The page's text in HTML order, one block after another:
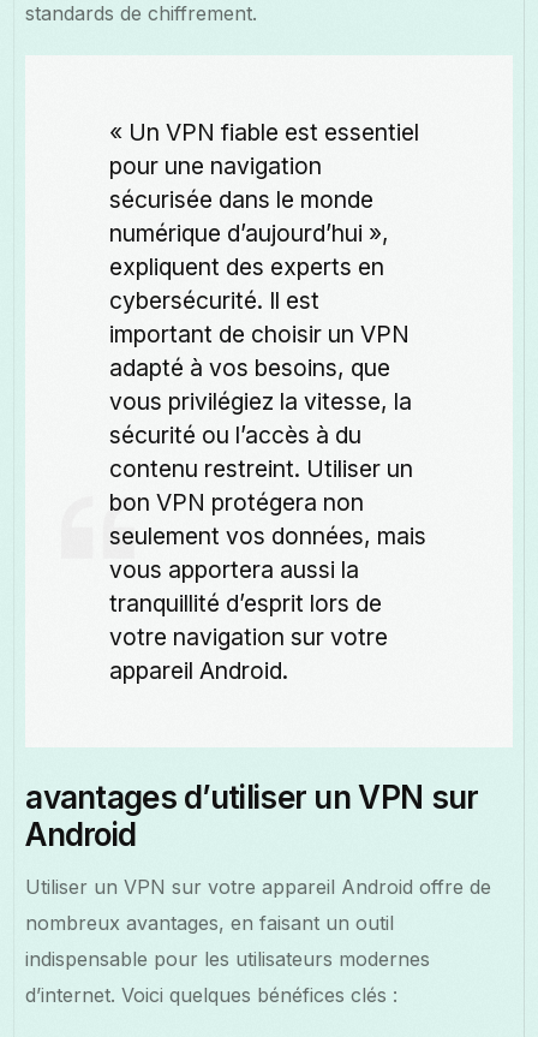
standards de chiffrement.
« Un VPN fiable est essentiel
pour une navigation
sécurisée dans le monde
numérique d’aujourd’hui »,
expliquent des experts en
cybersécurité. Il est
important de choisir un VPN
adapté à vos besoins, que
vous privilégiez la vitesse, la
sécurité ou l’accès à du
contenu restreint. Utiliser un
bon VPN protégera non
seulement vos données, mais
vous apportera aussi la
tranquillité d’esprit lors de
votre navigation sur votre
appareil Android.
avantages d’utiliser un VPN sur
Android
Utiliser un VPN sur votre appareil Android offre de
nombreux avantages, en faisant un outil
indispensable pour les utilisateurs modernes
d’internet. Voici quelques bénéfices clés :